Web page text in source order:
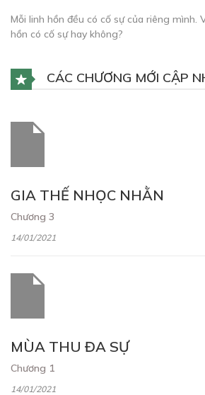
Mỗi linh hồn đều có cố sự của riêng mình.
hồn có cố sự hay không?
CÁC CHƯƠNG MỚI CẬP
GIA THẾ NHỌC NHẰN
Chương 3
14/01/2021
MÙA THU ĐA SỰ
Chương 1
14/01/2021